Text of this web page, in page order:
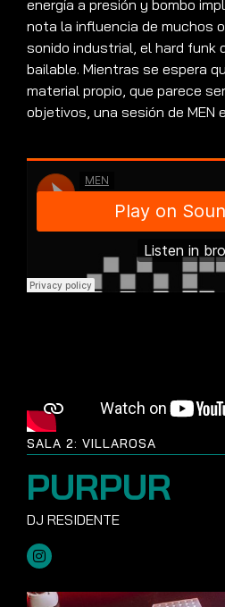
energía a presión y bombo
nota la influencia de muchos
sonido industrial, el hard funk
bailable. Mientras se espera
material propio, que parece
objetivos, una sesión de MEN
SALA 2: VILLAROSA
PURPUR